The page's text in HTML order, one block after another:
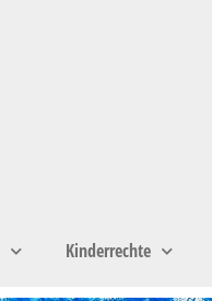
Kinderrechte